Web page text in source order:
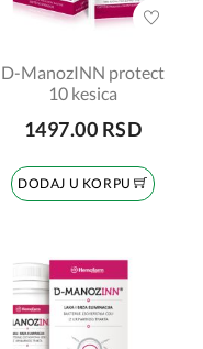
D-ManozINN protect
10 kesica
1497.00 RSD
DODAJ U KORPU